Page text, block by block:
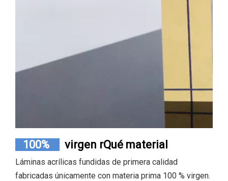
100% virgen rQué material
Láminas acrílicas fundidas de primera calidad
fabricadas únicamente con materia prima 100 % virgen.